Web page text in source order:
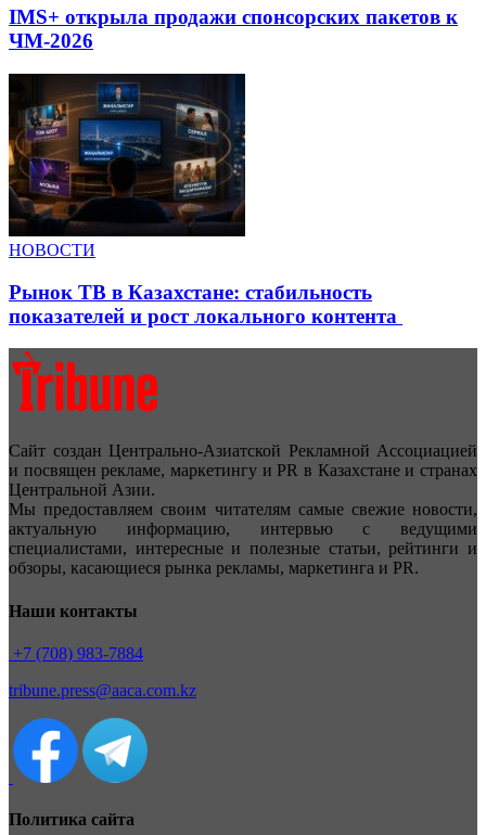
IMS+ открыла продажи спонсорских пакетов к
ЧМ-2026
НОВОСТИ
Рынок ТВ в Казахстане: стабильность
показателей и рост локального контента
Сайт создан Центрально-Азиатской Рекламной Ассоциацией
и посвящен рекламе, маркетингу и PR в Казахстане и странах
Центральной Азии.
Мы предоставляем своим читателям самые свежие новости,
актуальную информацию, интервью с ведущими
специалистами, интересные и полезные статьи, рейтинги и
обзоры, касающиеся рынка рекламы, маркетинга и PR.
Наши контакты
+7 (708) 983-7884
tribune.press@aaca.com.kz
Политика сайта